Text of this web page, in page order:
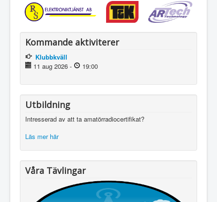
Kommande aktiviterer
Klubbkväll
11 aug 2026 - 19:00
Utbildning
Intresserad av att ta amatörradiocertifikat?
Läs mer här
Våra Tävlingar